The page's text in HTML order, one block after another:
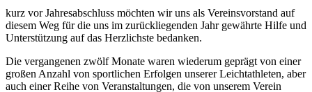
kurz vor Jahresabschluss möchten wir uns als Vereinsvorstand auf
diesem Weg für die uns im zurückliegenden Jahr gewährte Hilfe und
Unterstützung auf das Herzlichste bedanken.
Die vergangenen zwölf Monate waren wiederum geprägt von einer
großen Anzahl von sportlichen Erfolgen unserer Leichtathleten, aber
auch einer Reihe von Veranstaltungen, die von unserem Verein